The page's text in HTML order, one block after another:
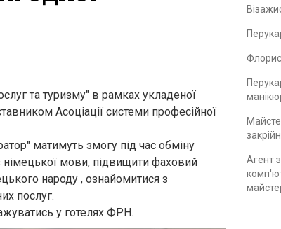
та туризму" в рамках укладеної
Асоціації системи професійної
матимуть змогу під час обміну
мови, підвищити фаховий
народу , ознайомитися з
послуг.
у готелях ФРН.
Агент